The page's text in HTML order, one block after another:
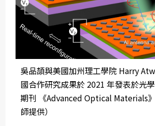
吳品頡與美國加州理工學院 Harry
國合作研究成果於 2021 年發表於光
期刊 《Advanced Optical Materials
師提供）